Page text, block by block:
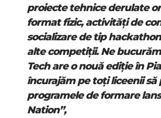
proiecte tehnice derulate
format fizic, activități de
socializare de tip
alte competiții. Ne
Tech are o nouă ediție în
încurajăm pe toți liceenii să
programele de formare
Nation”,